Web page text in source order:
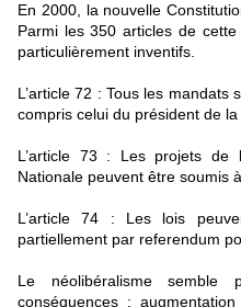
En 2000, la nouvelle
Parmi les 350 articles de
particulièrement inventifs.
L’article 72 : Tous les
compris celui du président de la
L’article 73 : Les projets de
Nationale peuvent être soumis
L’article 74 : Les lois
partiellement par referendum
Le néolibéralisme semble
conséquences :